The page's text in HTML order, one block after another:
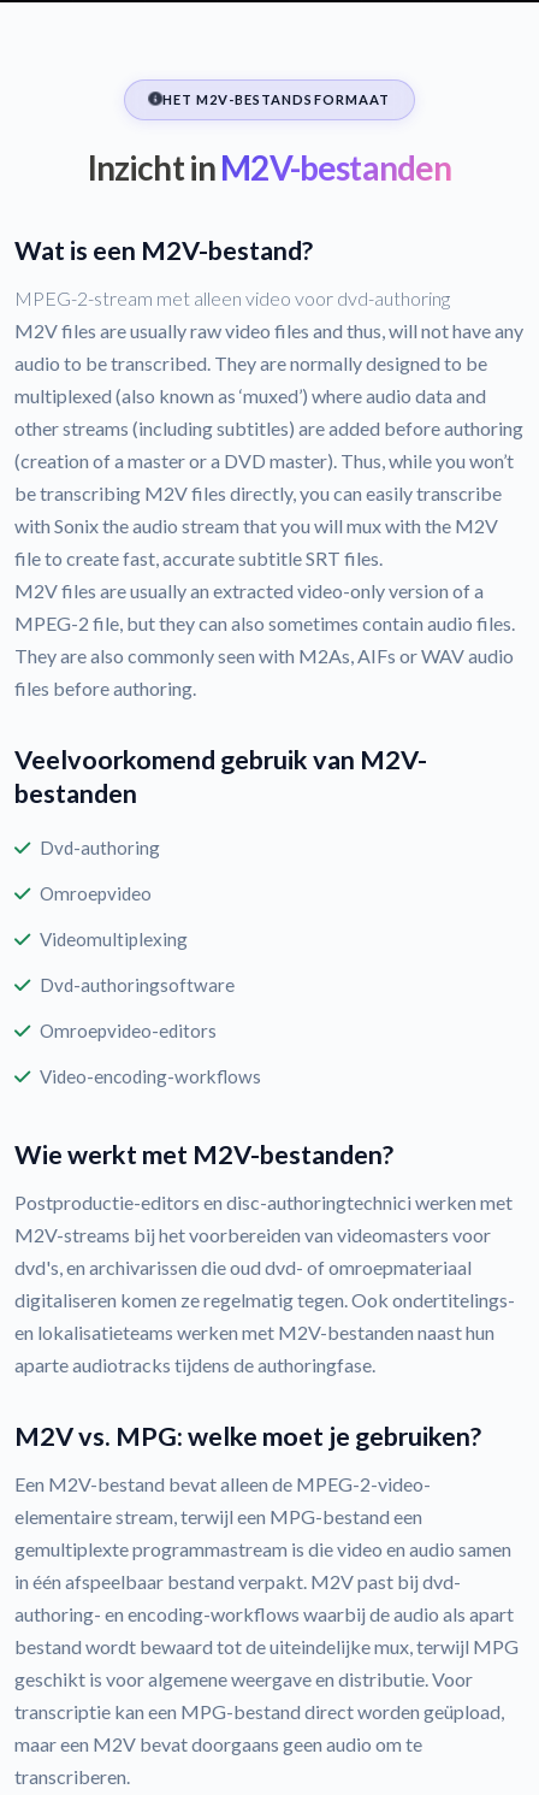
HET M2V-BESTANDSFORMAAT
Inzicht inM2V-bestanden
Wat is een M2V-bestand?
MPEG-2-stream met alleen video voor dvd-authoring
M2V files are usually raw video files and thus, will not have any
audio to be transcribed. They are normally designed to be
multiplexed (also known as ‘muxed’) where audio data and
other streams (including subtitles) are added before authoring
(creation of a master or a DVD master). Thus, while you won’t
be transcribing M2V files directly, you can easily transcribe
with Sonix the audio stream that you will mux with the M2V
file to create fast, accurate subtitle SRT files.
M2V files are usually an extracted video-only version of a
MPEG-2 file, but they can also sometimes contain audio files.
They are also commonly seen with M2As, AIFs or WAV audio
files before authoring.
Veelvoorkomend gebruik van M2V-
bestanden
Dvd-authoring
Omroepvideo
Videomultiplexing
Dvd-authoringsoftware
Omroepvideo-editors
Video-encoding-workflows
Wie werkt met M2V-bestanden?
Postproductie-editors en disc-authoringtechnici werken met
M2V-streams bij het voorbereiden van videomasters voor
dvd's, en archivarissen die oud dvd- of omroepmateriaal
digitaliseren komen ze regelmatig tegen. Ook ondertitelings-
en lokalisatieteams werken met M2V-bestanden naast hun
aparte audiotracks tijdens de authoringfase.
M2V vs. MPG: welke moet je gebruiken?
Een M2V-bestand bevat alleen de MPEG-2-video-
elementaire stream, terwijl een MPG-bestand een
gemultiplexte programmastream is die video en audio samen
in één afspeelbaar bestand verpakt. M2V past bij dvd-
authoring- en encoding-workflows waarbij de audio als apart
bestand wordt bewaard tot de uiteindelijke mux, terwijl MPG
geschikt is voor algemene weergave en distributie. Voor
transcriptie kan een MPG-bestand direct worden geüpload,
maar een M2V bevat doorgaans geen audio om te
transcriberen.